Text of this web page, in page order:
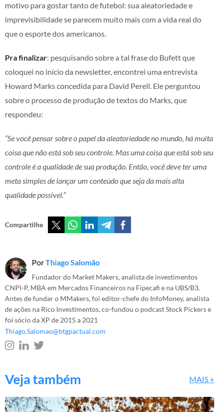
motivo para gostar tanto de futebol: sua aleatoriedade e
imprevisibilidade se parecem muito mais com a vida real do
que o esporte dos americanos.
Pra finalizar: pesquisando sobre a tal frase do Bufett que
coloquei no início da newsletter, encontrei uma entrevista
Howard Marks concedida para David Perell. Ele perguntou
sobre o processo de produção de textos do Marks, que
respondeu:
“Se você pensar sobre o papel da aleatoriedade no mundo, há muita
coisa que não está sob seu controle. Mas uma coisa que está sob seu
controle é a qualidade de sua produção. Então, você deve ter uma
meta simples de lançar um conteúdo que seja da mais alta
qualidade possível.”
Compartilhe
PorThiago Salomão
Fundador do Market Makers, analista de investimentos
CNPI-P, MBA em Mercados Financeiros na Fipecafi e na UBS/B3.
Antes de fundar o MMakers, foi editor-chefe do InfoMoney, analista
de ações na Rico Investimentos, co-fundou o podcast Stock Pickers e
foi sócio da XP de 2015 a 2021
Thiago.Salomao@btgpactual.com
Veja também MAIS +